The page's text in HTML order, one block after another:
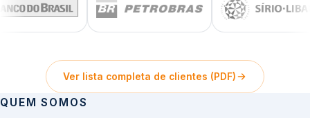
Ver lista completa de clientes (PDF)
QUEM SOMOS